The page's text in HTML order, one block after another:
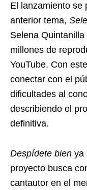
El lanzamiento se
anterior tema,
Selena
millones de
YouTube. Con
conectar con el
dificultades al
describiendo el
definitiva.
Despídete bien ya
proyecto busca
cantautor en el